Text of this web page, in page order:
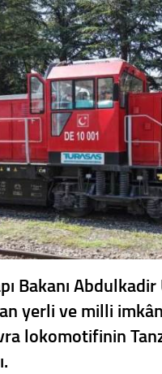
Bakanı
yerli ve milli
lokomotifinin